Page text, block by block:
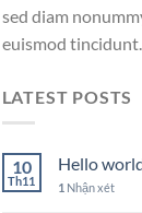
sed diam
euismod tincidunt.
LATEST POSTS
10
Th11
Hello
1 Nhận xét